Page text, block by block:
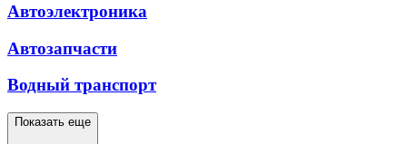
Автоэлектроника
Автозапчасти
Водный транспорт
Показать еще